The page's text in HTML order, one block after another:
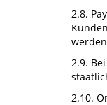
2.8.
2.9.
2.10.